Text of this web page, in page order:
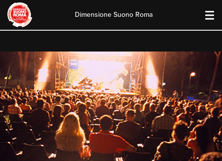
content
Dimensione Suono Roma